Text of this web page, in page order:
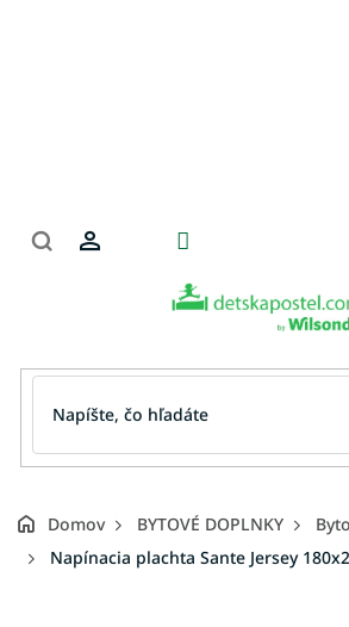
Domov BYTOVÉ DOPLNKY
Napínacia plachta Sante Jersey